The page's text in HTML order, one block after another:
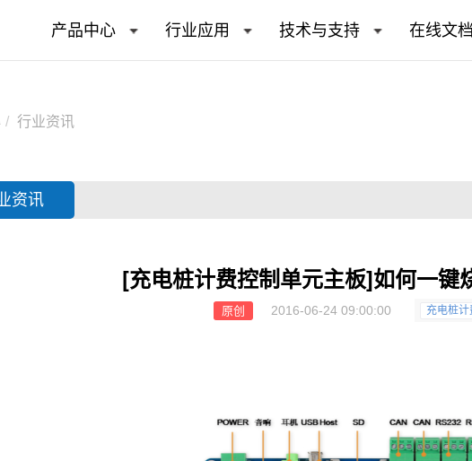
产品中心 行业应用 技术与支持 在线文档
行业资讯
资讯
[充电桩计费控制单元主板]如何一
原创 2016-06-24 09:00:00 充电桩计